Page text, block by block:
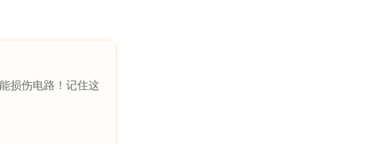
损伤电路！记住这